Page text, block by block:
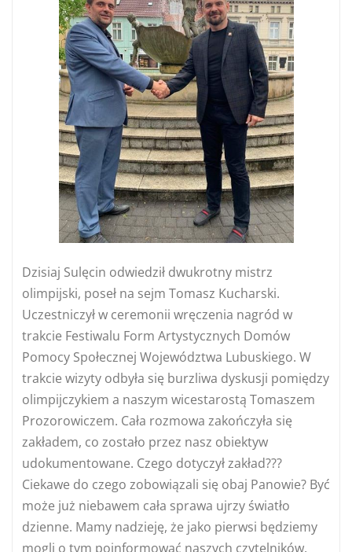
Dzisiaj Sulęcin odwiedził dwukrotny mistrz
olimpijski, poseł na sejm Tomasz Kucharski.
Uczestniczył w ceremonii wręczenia nagród w
trakcie Festiwalu Form Artystycznych Domów
Pomocy Społecznej Województwa Lubuskiego. W
trakcie wizyty odbyła się burzliwa dyskusji pomiędzy
olimpijczykiem a naszym wicestarostą Tomaszem
Prozorowiczem. Cała rozmowa zakończyła się
zakładem, co zostało przez nasz obiektyw
udokumentowane. Czego dotyczył zakład???
Ciekawe do czego zobowiązali się obaj Panowie? Być
może już niebawem cała sprawa ujrzy światło
dzienne. Mamy nadzieję, że jako pierwsi będziemy
mogli o tym poinformować naszych czytelników.